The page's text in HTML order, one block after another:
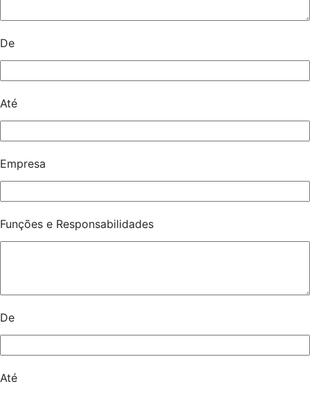
De
Até
Empresa
Funções e Responsabilidades
De
Até